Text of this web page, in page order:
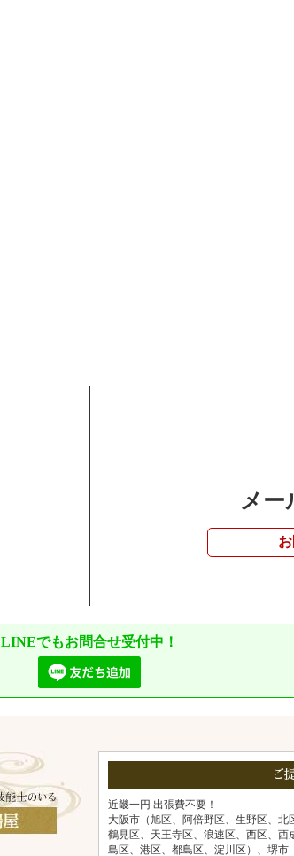
メー
LINEでもお問合せ受付中！
ご
近畿一円 出張費不要！
大阪市（旭区、阿倍野区、生野区、北
鶴見区、天王寺区、浪速区、西区、
島区、港区、都島区、淀川区）、堺市